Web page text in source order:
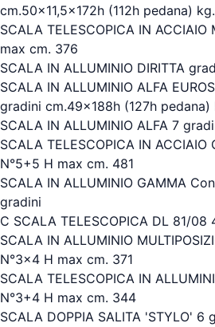
cm.50x11,5x172h (112h pedana)
SCALA TELESCOPICA IN
max cm. 376
SCALA IN ALLUMINIO DIRITTA
SCALA IN ALLUMINIO ALFA
gradini cm.49x188h (127h pedana)
SCALA IN ALLUMINIO ALFA 7
SCALA TELESCOPICA IN ACCIAIO
N°5+5 H max cm. 481
SCALA IN ALLUMINIO GAMMA
gradini
C SCALA TELESCOPICA DL 81/08
SCALA IN ALLUMINIO
N°3x4 H max cm. 371
SCALA TELESCOPICA IN
N°3+4 H max cm. 344
SCALA DOPPIA SALITA 'STYLO' 6